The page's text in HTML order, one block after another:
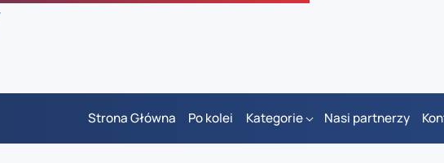
Strona Główna Po kolei Kategorie Nasi partnerzy